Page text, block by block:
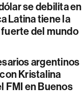
se debilita en
Latina tiene la
del mundo
argentinos
Kristalina
FMI en Buenos